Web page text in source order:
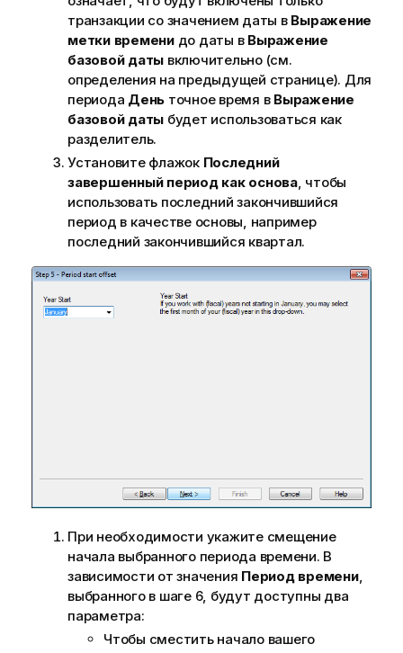
транзакции со значением даты в Выражение
метки временидо даты в Выражение
базовой даты включительно (см.
определения на предыдущей странице). Для
периода День точное время в Выражение
базовой даты будет использоваться как
разделитель.
Установите флажок Последний
завершенный период как основа, чтобы
использовать последний закончившийся
период в качестве основы, например
последний закончившийся квартал.
При необходимости укажите смещение
начала выбранного периода времени. В
зависимости от значения Период времени,
выбранного в шаге 6, будут доступны два
параметра:
Чтобы сместить начало вашего